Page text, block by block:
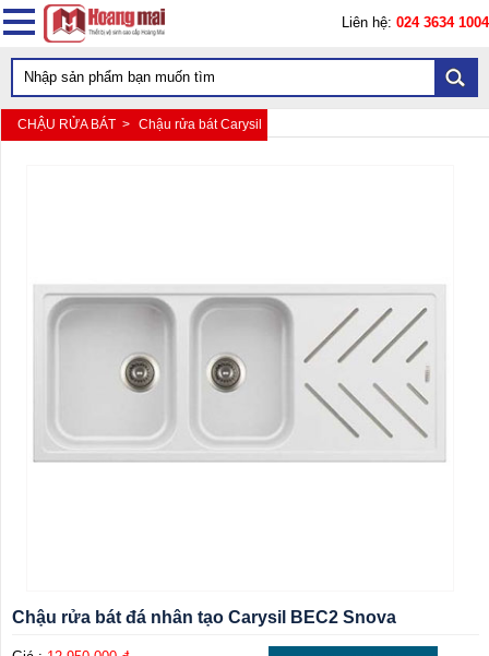
Liên hệ: 024 3634 1004
CHẬU RỬA BÁT > Chậu rửa bát Carysil
Chậu rửa bát đá nhân tạo Carysil BEC2 Snova